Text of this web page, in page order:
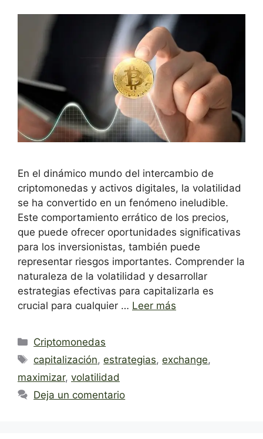
En el dinámico mundo del intercambio de
criptomonedas y activos digitales, la volatilidad
se ha convertido en un fenómeno ineludible.
Este comportamiento errático de los precios,
que puede ofrecer oportunidades significativas
para los inversionistas, también puede
representar riesgos importantes. Comprender la
naturaleza de la volatilidad y desarrollar
estrategias efectivas para capitalizarla es
crucial para cualquier … Leer más
Categorías
Criptomonedas
Etiquetas
capitalización,estrategias,exchange,
maximizar, volatilidad
Deja un comentario